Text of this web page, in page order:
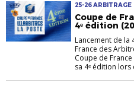
25-26
FRANCE DES
Coupe de
4ᵉ édition
Lancement de la
France des
Coupe de
sa 4ᵉ édition lors